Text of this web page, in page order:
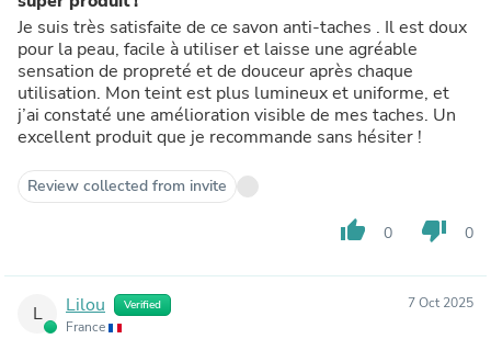
Je suis très satisfaite de ce savon anti-taches . Il est doux
pour la peau, facile à utiliser et laisse une agréable
sensation de propreté et de douceur après chaque
utilisation. Mon teint est plus lumineux et uniforme, et
j’ai constaté une amélioration visible de mes taches. Un
excellent produit que je recommande sans hésiter !
Review collected from invite
thumb_up 0 thumb_down 0
L Lilou Verified
France
7 Oct 2025